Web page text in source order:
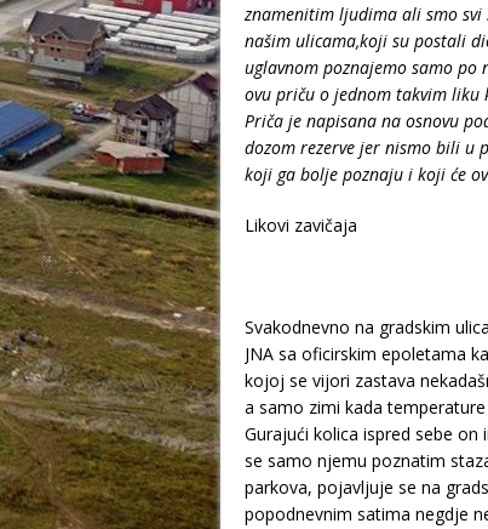
znamenitim ljudima ali smo svi
našim ulicama,koji su postali
uglavnom poznajemo samo
ovu priču o jednom takvim liku
Priča je napisana na osnovu
dozom rezerve jer nismo bili u
koji ga bolje poznaju i koji će
Likovi zavičaja
Svakodnevno na gradskim
JNA sa oficirskim epoletama
kojoj se vijori zastava
a samo zimi kada
Gurajući kolica ispred sebe
se samo njemu poznatim
parkova, pojavljuje se na
popodnevnim satima negdje